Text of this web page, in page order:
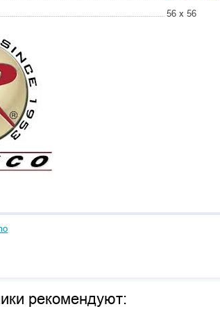
56 x 56
рекомендуют: